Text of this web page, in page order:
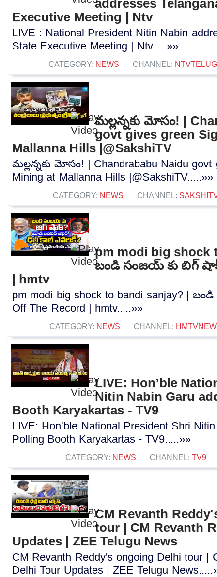
addresses
Executive Meeting | Ntv
LIVE : National President Nitin Nabin
State Executive Meeting | Ntv.....»»
CATEGORY: NEWS CHANNEL:
మల్లన్నకు మోసం! |
govt gives green
Mallanna Hills |@SakshiTV
మల్లన్నకు మోసం! | Chandrababu Naidu govt
Mining at Mallanna Hills |@SakshiTV.....»»
CATEGORY: NEWS CHANNEL:
pm modi big shock
బండి సంజయ్ కు బిగ్
| hmtv
pm modi big shock to bandi sanjay? |
Off The Record | hmtv.....»»
CATEGORY: NEWS CHANNEL:
LIVE: Hon’ble
Nitin Nabin Garu
Booth Karyakartas - TV9
LIVE: Hon’ble National President Shri
Polling Booth Karyakartas - TV9.....»»
CATEGORY: NEWS CHANNEL: TV9
CM Revanth
tour | CM Revanth
Updates | ZEE Telugu News
CM Revanth Reddy's ongoing Delhi tour |
Delhi Tour Updates | ZEE Telugu